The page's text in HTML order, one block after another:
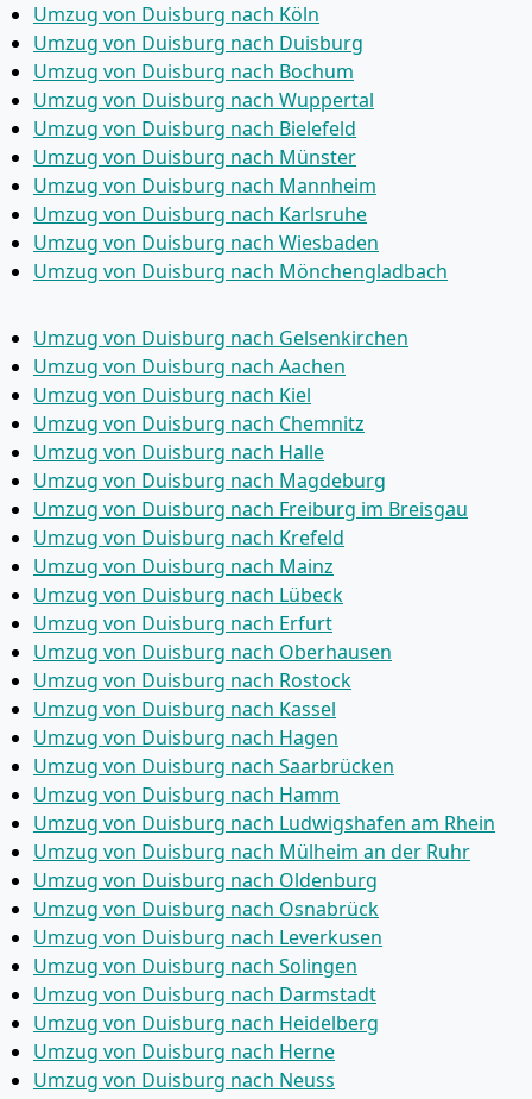
Umzug von Duisburg nach Köln
Umzug von Duisburg nach Duisburg
Umzug von Duisburg nach Bochum
Umzug von Duisburg nach Wuppertal
Umzug von Duisburg nach Bielefeld
Umzug von Duisburg nach Münster
Umzug von Duisburg nach Mannheim
Umzug von Duisburg nach Karlsruhe
Umzug von Duisburg nach Wiesbaden
Umzug von Duisburg nach Mönchen­gladbach
Umzug von Duisburg nach Gelsenkirchen
Umzug von Duisburg nach Aachen
Umzug von Duisburg nach Kiel
Umzug von Duisburg nach Chemnitz
Umzug von Duisburg nach Halle
Umzug von Duisburg nach Magdeburg
Umzug von Duisburg nach Freiburg im Breisgau
Umzug von Duisburg nach Krefeld
Umzug von Duisburg nach Mainz
Umzug von Duisburg nach Lübeck
Umzug von Duisburg nach Erfurt
Umzug von Duisburg nach Oberhausen
Umzug von Duisburg nach Rostock
Umzug von Duisburg nach Kassel
Umzug von Duisburg nach Hagen
Umzug von Duisburg nach Saarbrücken
Umzug von Duisburg nach Hamm
Umzug von Duisburg nach Ludwigshafen am Rhein
Umzug von Duisburg nach Mülheim an der Ruhr
Umzug von Duisburg nach Oldenburg
Umzug von Duisburg nach Osnabrück
Umzug von Duisburg nach Leverkusen
Umzug von Duisburg nach Solingen
Umzug von Duisburg nach Darmstadt
Umzug von Duisburg nach Heidelberg
Umzug von Duisburg nach Herne
Umzug von Duisburg nach Neuss